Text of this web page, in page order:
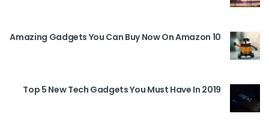
10 Amazing Gadgets You Can Buy Now On Amazon
Top 5 New Tech Gadgets You Must Have In 2019